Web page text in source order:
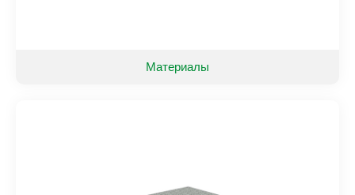
Материалы